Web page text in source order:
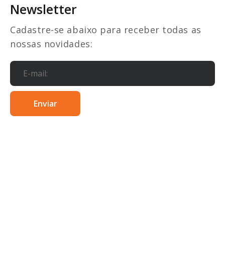
Newsletter
Cadastre-se abaixo para receber todas as
nossas novidades: